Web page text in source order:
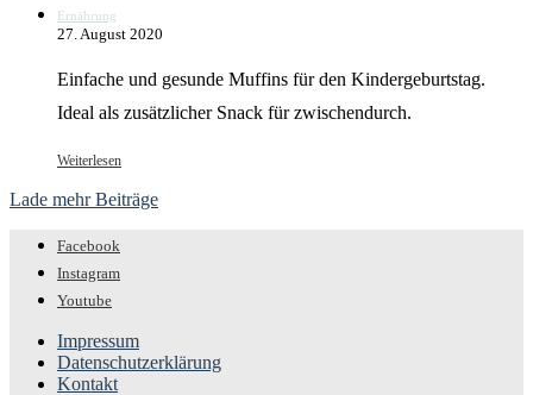
Ernährung
27. August 2020
Einfache und gesunde Muffins für den Kindergeburtstag.
Ideal als zusätzlicher Snack für zwischendurch.
Weiterlesen
Lade mehr Beiträge
Facebook
Instagram
Youtube
Impressum
Datenschutzerklärung
Kontakt